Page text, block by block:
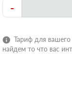
-
Тариф для вашего
найдем то что вас